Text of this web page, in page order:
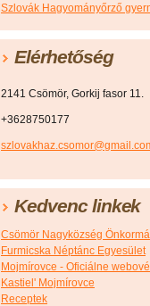
Szlovák Hagyományőrző
Elérhetőség
2141 Csömör, Gorkij fasor 11.
+3628750177
Kedvenc linkek
Csömör Nagyközség
Furmicska Néptánc Egyesület
Mojmírovce - Oficiálne
Kastiel' Mojmírovce
Receptek